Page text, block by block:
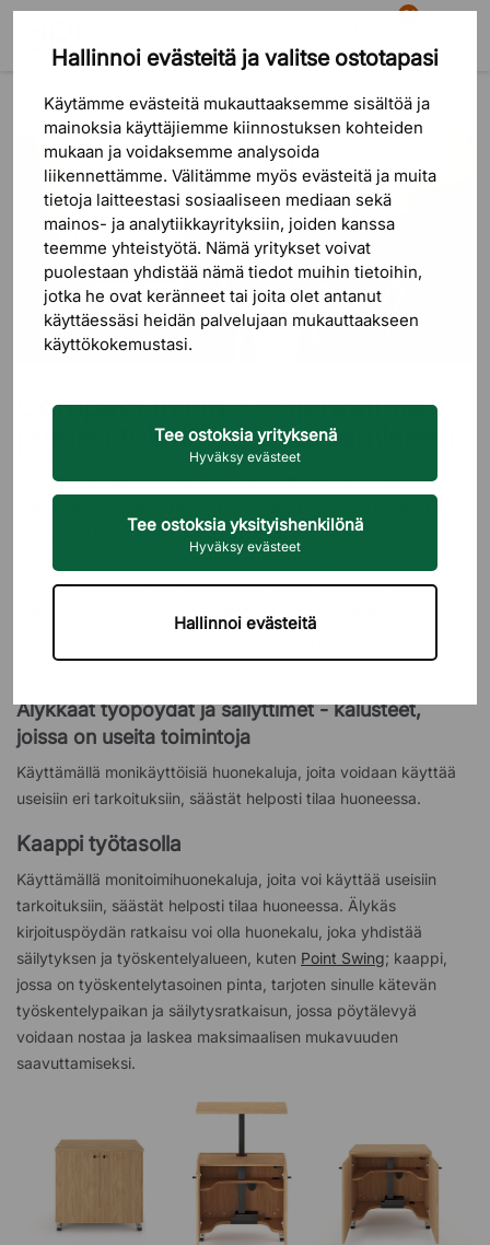
Hallinnoi evästeitä ja valitse ostotapasi
Käytämme evästeitä mukauttaaksemme sisältöä ja
mainoksia käyttäjiemme kiinnostuksen kohteiden
mukaan ja voidaksemme analysoida
liikennettämme. Välitämme myös evästeitä ja muita
tietoja laitteestasi sosiaaliseen mediaan sekä
mainos- ja analytiikkayrityksiin, joiden kanssa
teemme yhteistyötä. Nämä yritykset voivat
puolestaan ​​yhdistää nämä tiedot muihin tietoihin,
jotka he ovat keränneet tai joita olet antanut
käyttäessäsi heidän palvelujaan mukauttaakseen
käyttökokemustasi.
Tee ostoksia yrityksenä
Hyväksy evästeet
Tee ostoksia yksityishenkilönä
Hyväksy evästeet
Hallinnoi evästeitä
Etsi
81
Ostoskori
Compact living - inspiraatiota pienen toimiston sisustamiseen
Compact living - inspiraatiota
pienen toimiston sisustamiseen
Compact livingistä on viime vuosina tullut konsepti, joka on
älykkäästi hyödyntäen jokainen neliömetri. Älykkäiden
toimistokalusteiden avulla on mahdollista muuttaa pienimmätkin
huoneet miellyttäviksi työpaikoiksi. Tässä muutamia vinkkejä
kuinka voit luoda älykkään toimiston käytännöllisillä, tilaa
toimistossa.
Älykkäät työpöydät ja säilyttimet - kalusteet,
joissa on useita toimintoja
Käyttämällä monikäyttöisiä huonekaluja, joita voidaan käyttää
useisiin eri tarkoituksiin, säästät helposti tilaa huoneessa.
Kaappi työtasolla
Käyttämällä monitoimihuonekaluja, joita voi käyttää useisiin
tarkoituksiin, säästät helposti tilaa huoneessa. Älykäs
kirjoituspöydän ratkaisu voi olla huonekalu, joka yhdistää
säilytyksen ja työskentelyalueen, kuten Point Swing; kaappi,
jossa on työskentelytasoinen pinta, tarjoten sinulle kätevän
työskentelypaikan ja säilytysratkaisun, jossa pöytälevyä
voidaan nostaa ja laskea maksimaalisen mukavuuden
saavuttamiseksi.